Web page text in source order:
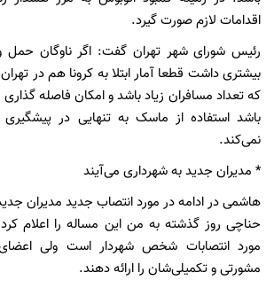
اقدامات لازم صورت گیرد.
رئیس شورای شهر تهران گفت: اگر ناوگان
بیشتری داشت قطعا آمار ابتلا به کرونا هم در
که تعداد مسافران زیاد باشد و امکان فاصله
باشد استفاده از ماسک به تنهایی در پیشگیری
نمی‌کند.
* مدیران جدید به شهرداری می‌آیند
هاشمی در ادامه در مورد انتصاب جدید مدیران
حناچی روز گذشته به من این مساله را اعلام
مورد انتصابات شخص شهردار است ولی اعضای
مشورتی و تکمیلی‌شان را ارائه دهند.